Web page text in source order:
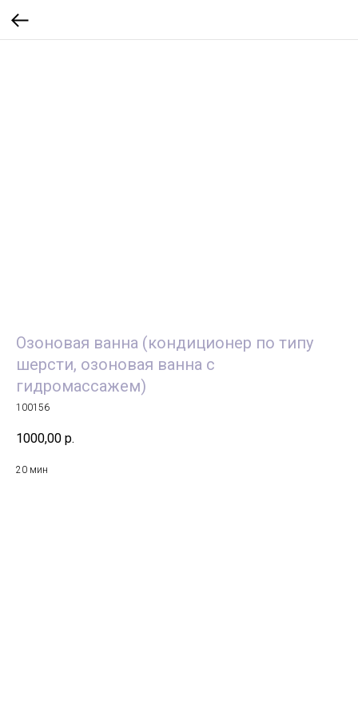
Озоновая ванна (кондиционер по типу
шерсти, озоновая ванна с
гидромассажем)
100156
1000,00 р.
20 мин